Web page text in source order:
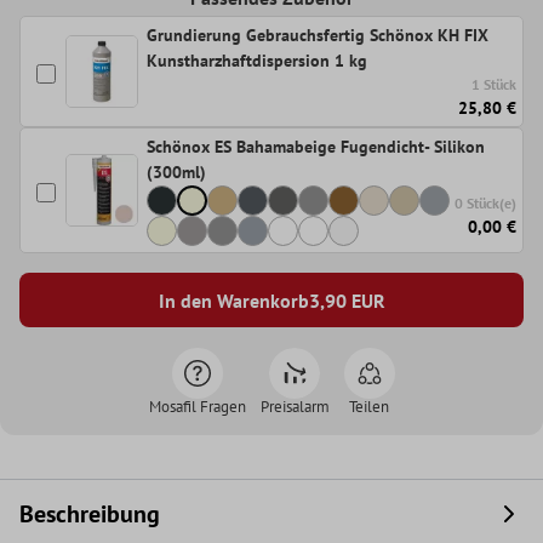
Grundierung Gebrauchsfertig Schönox KH FIX
Kunstharzhaftdispersion 1 kg
1 Stück
25,80 €
Schönox ES Bahamabeige Fugendicht- Silikon
(300ml)
0 Stück(e)
0,00 €
In den Warenkorb3,90EUR
Mosafil Fragen Preisalarm Teilen
Beschreibung